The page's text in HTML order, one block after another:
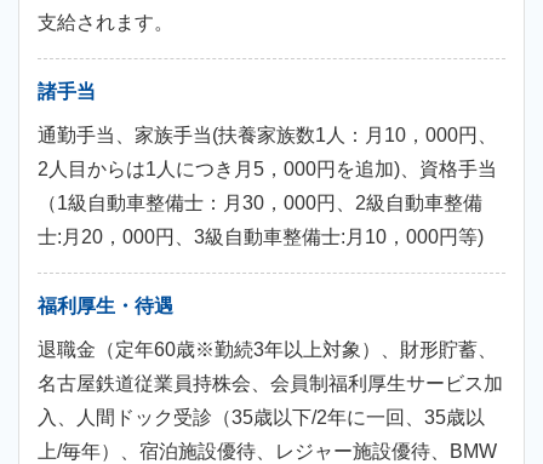
支給されます。
諸手当
通勤手当、家族手当(扶養家族数1人：月10，000円、
2人目からは1人につき月5，000円を追加)、資格手当
（1級自動車整備士：月30，000円、2級自動車整備
士:月20，000円、3級自動車整備士:月10，000円等)
福利厚生・待遇
退職金（定年60歳※勤続3年以上対象）、財形貯蓄、
名古屋鉄道従業員持株会、会員制福利厚生サービス加
入、人間ドック受診（35歳以下/2年に一回、35歳以
上/毎年）、宿泊施設優待、レジャー施設優待、BMW